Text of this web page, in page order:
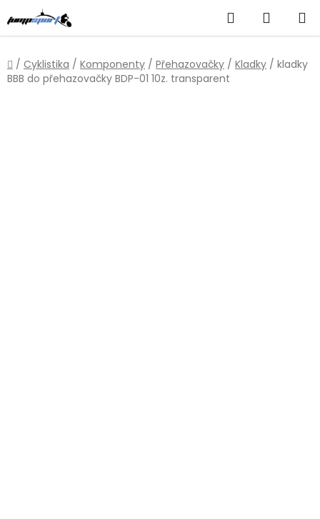
na
obsah
Hledat
KOŠÍK
Domů
/ Cyklistika / Komponenty / Přehazovačky / Kladky / kladky
BBB do přehazovačky BDP-01 10z. transparent